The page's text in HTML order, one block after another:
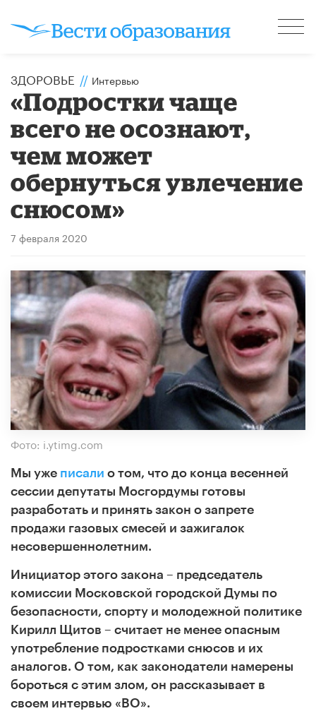
ЗДОРОВЬЕ // Интервью
«Подростки чаще
всего не осознают,
чем может
обернуться увлечение
снюсом»
7 февраля 2020
Фото: i.ytimg.com
Мы уже писали о том, что до конца весенней
сессии депутаты Мосгордумы готовы
разработать и принять закон о запрете
продажи газовых смесей и зажигалок
несовершеннолетним.
Инициатор этого закона – председатель
комиссии Московской городской Думы по
безопасности, спорту и молодежной политике
Кирилл Щитов – считает не менее опасным
употребление подростками снюсов и их
аналогов. О том, как законодатели намерены
бороться с этим злом, он рассказывает в
своем интервью «ВО».